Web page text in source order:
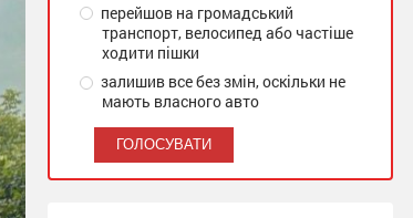
перейшов на громадський
транспорт, велосипед або частіше
ходити пішки
залишив все без змін, оскільки не
мають власного авто